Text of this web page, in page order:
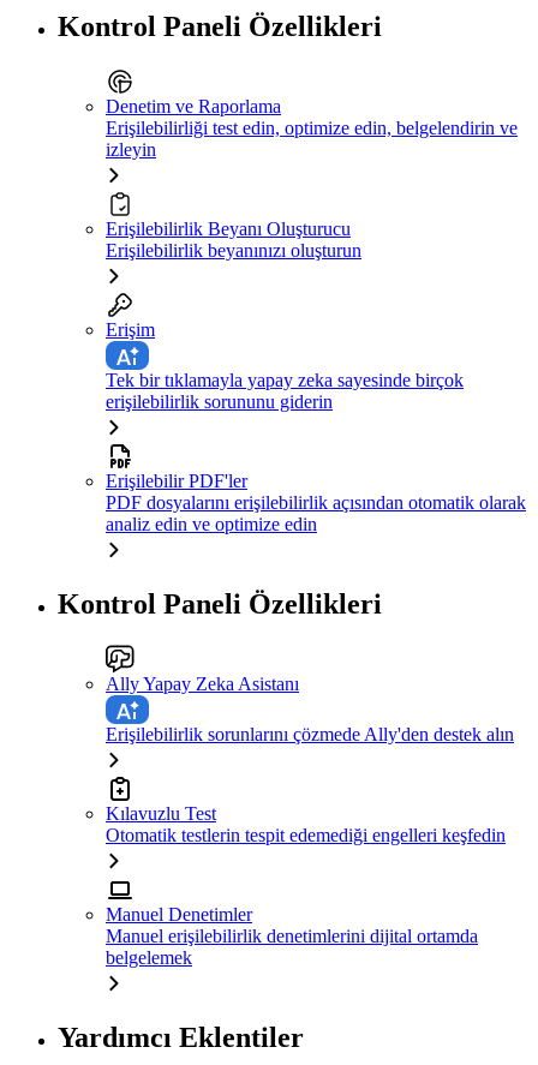
Kontrol Paneli Özellikleri
Denetim ve Raporlama
Erişilebilirliği test edin, optimize edin, belgelendirin ve
izleyin
Erişilebilirlik Beyanı Oluşturucu
Erişilebilirlik beyanınızı oluşturun
Erişim
Tek bir tıklamayla yapay zeka sayesinde birçok
erişilebilirlik sorununu giderin
Erişilebilir PDF'ler
PDF dosyalarını erişilebilirlik açısından otomatik olarak
analiz edin ve optimize edin
Kontrol Paneli Özellikleri
Ally Yapay Zeka Asistanı
Erişilebilirlik sorunlarını çözmede Ally'den destek alın
Kılavuzlu Test
Otomatik testlerin tespit edemediği engelleri keşfedin
Manuel Denetimler
Manuel erişilebilirlik denetimlerini dijital ortamda
belgelemek
Yardımcı Eklentiler